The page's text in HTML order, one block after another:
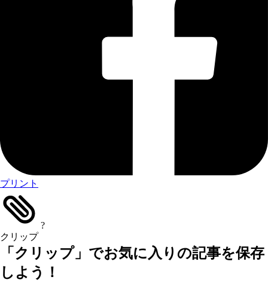
プリント
クリップ
?
「クリップ」でお気に入りの記事を保存
しよう！